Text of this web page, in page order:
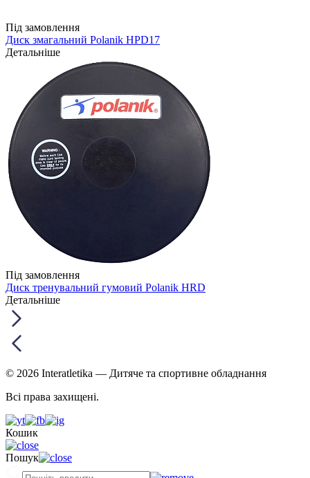
Під замовлення
Диск змагальний Polanik HPD17
Детальніше
Під замовлення
Диск тренувальний гумовий Polanik HRD
Детальніше
© 2026 Interatletika — Дитяче та спортивне обладнання
Всі права захищені.
Кошик
Пошук